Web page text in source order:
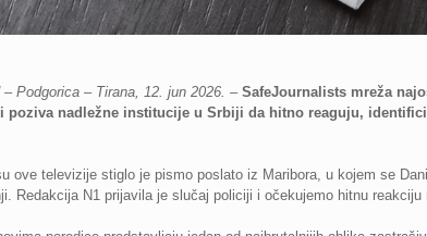
Podgorica – Tirana, 12. jun 2026. – SafeJournalists mreža
nadležne institucije u Srbiji da hitno reaguju,
ove televizije stiglo je pismo poslato iz Maribora, u kojem se
Redakcija N1 prijavila je slučaj policiji i očekujemo hitnu reakciju